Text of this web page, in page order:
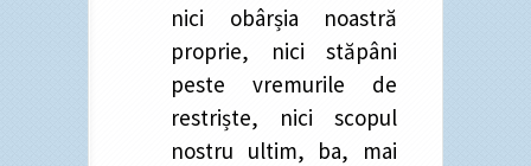
nici obârșia noastră
proprie, nici stăpâni
peste vremurile de
restriște, nici scopul
nostru ultim, ba, mai